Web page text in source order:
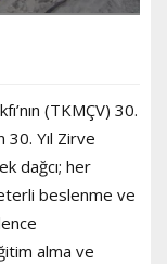
(TKMÇV) 30.
Yıl Zirve
dağcı; her
beslenme ve
alma ve